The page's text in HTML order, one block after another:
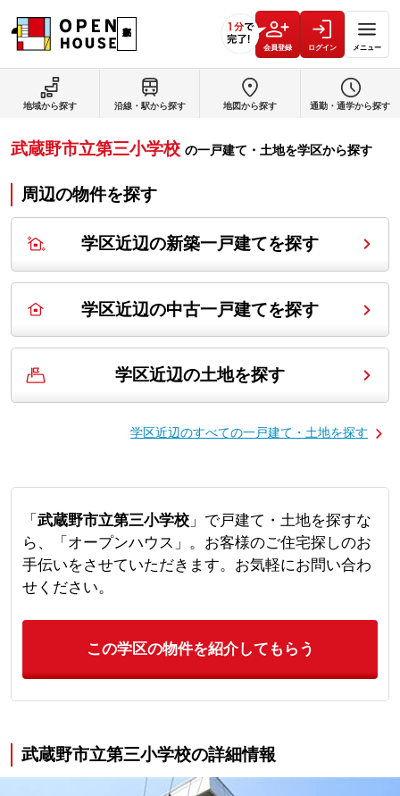
会員登録 ログイン メニュー
地域から探す 沿線・駅から探す 地図から探す 通勤・通学から探す
武蔵野市立第三小学校 の一戸建て・土地を学区から探す
周辺の物件を探す
学区近辺の新築一戸建てを探す
学区近辺の中古一戸建てを探す
学区近辺の土地を探す
学区近辺のすべての一戸建て・土地を探す
「 武蔵野市立第三小学校」で戸建て・土地を探すな
ら、「オープンハウス」。お客様のご住宅探しのお
手伝いをさせていただきます。お気軽にお問い合わ
せください。
この学区の物件を紹介してもらう
武蔵野市立第三小学校の詳細情報